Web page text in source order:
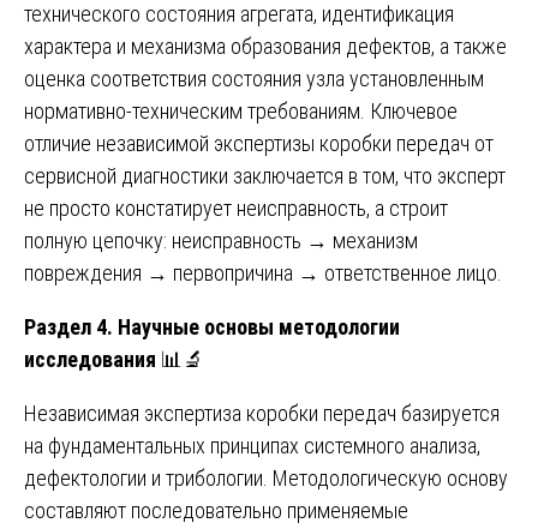
технического состояния агрегата, идентификация
характера и механизма образования дефектов, а также
оценка соответствия состояния узла установленным
нормативно-техническим требованиям. Ключевое
отличие независимой экспертизы коробки передач от
сервисной диагностики заключается в том, что эксперт
не просто констатирует неисправность, а строит
полную цепочку: неисправность → механизм
повреждения → первопричина → ответственное лицо.
Раздел 4. Научные основы методологии
исследования 📊🔬
Независимая экспертиза коробки передач базируется
на фундаментальных принципах системного анализа,
дефектологии и трибологии. Методологическую основу
составляют последовательно применяемые